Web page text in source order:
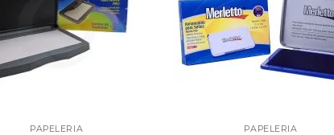
PAPELERIA PAPELERIA